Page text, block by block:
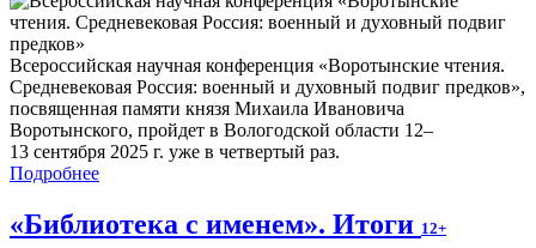
Всероссийская научная конференция «Воротынские чтения.
Средневековая Россия: военный и духовный подвиг предков»,
посвященная памяти князя Михаила Ивановича
Воротынского, пройдет в Вологодской области 12–
13 сентября 2025 г. уже в четвертый раз.
Подробнее
«Библиотека с именем». Итоги 12+